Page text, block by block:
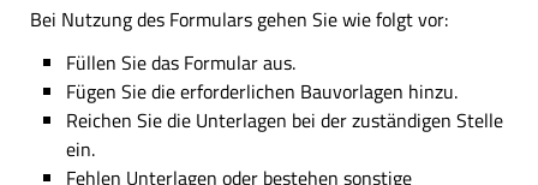
Bei Nutzung des Formulars gehen Sie wie folgt vor:
Füllen Sie das Formular aus.
Fügen Sie die erforderlichen Bauvorlagen hinzu.
Reichen Sie die Unterlagen bei der zuständigen Stelle
ein.
Fehlen Unterlagen oder bestehen sonstige